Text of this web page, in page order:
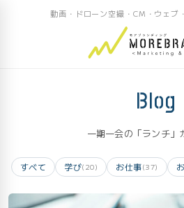
動画・ドローン空撮・CM・ウェブ
Blog
一期一会の「ランチ」
すべて 学び(20) お仕事(37)